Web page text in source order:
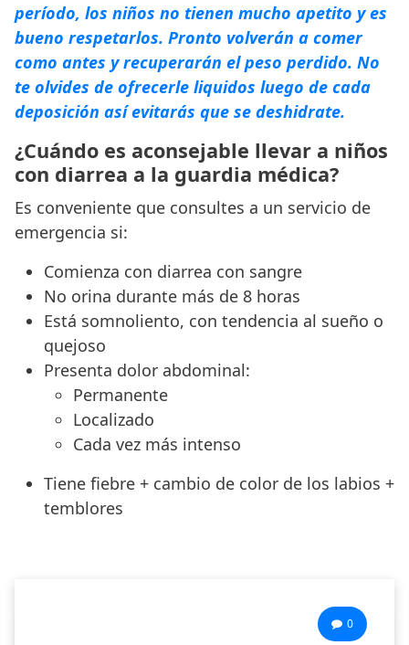
período, los niños no tienen mucho apetito y es
bueno respetarlos. Pronto volverán a comer
como antes y recuperarán el peso perdido. No
te olvides de ofrecerle liquidos luego de cada
deposición así evitarás que se deshidrate.
¿Cuándo es aconsejable llevar a niños
con diarrea a la guardia médica?
Es conveniente que consultes a un servicio de
emergencia si:
Comienza con diarrea con sangre
No orina durante más de 8 horas
Está somnoliento, con tendencia al sueño o
quejoso
Presenta dolor abdominal:
Permanente
Localizado
Cada vez más intenso
Tiene fiebre + cambio de color de los labios +
temblores
0